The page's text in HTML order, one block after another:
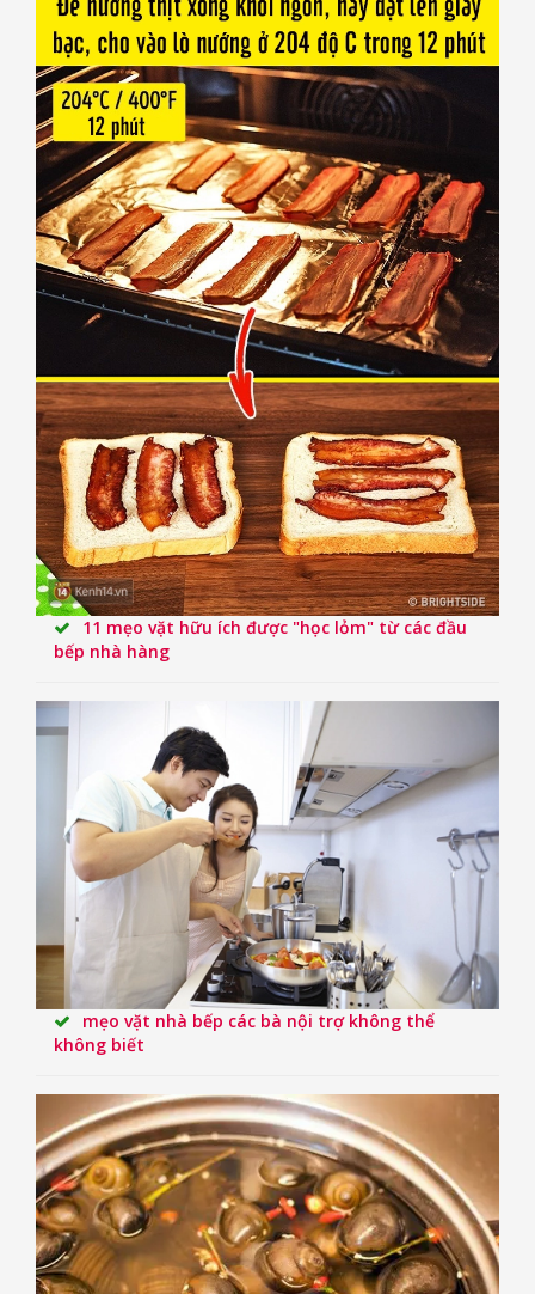
11 mẹo vặt hữu ích được "học lỏm" từ các đầu
bếp nhà hàng
mẹo vặt nhà bếp các bà nội trợ không thể
không biết